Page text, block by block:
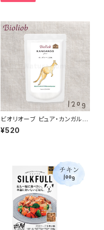
ビオリオーブ ピュア・カンガル
ー/カンガルー100％ Bioliob
旧ヘルマン
¥520